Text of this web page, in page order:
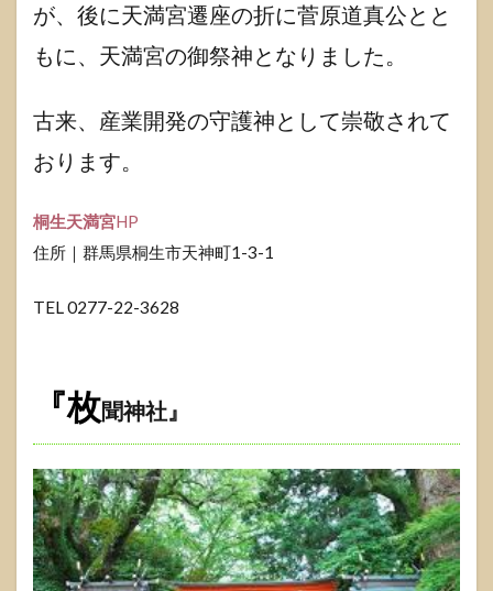
が、後に天満宮遷座の折に菅原道真公とと
もに、天満宮の御祭神となりました。
古来、産業開発の守護神として崇敬されて
おります。
桐生天満宮HP
住所｜群馬県桐生市天神町1-3-1
TEL 0277-22-3628
『枚聞神社』